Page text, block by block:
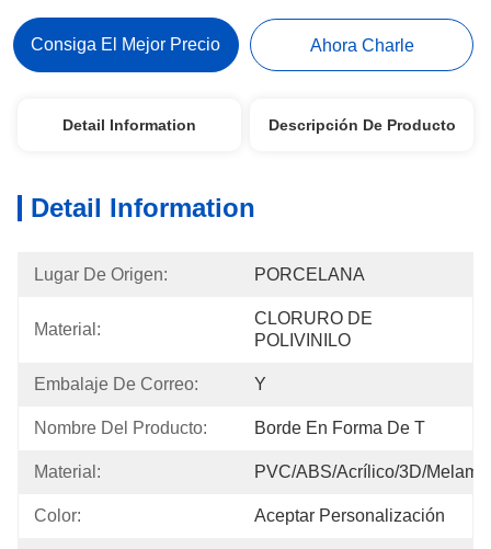
Consiga El Mejor Precio Ahora Charle
Detail Information Descripción De Producto
Detail Information
Lugar De Origen: PORCELANA
Material:
CLORURO DE
POLIVINILO
Embalaje De Correo: Y
Nombre Del Producto: Borde En Forma De T
Material: PVC/ABS/Acrílico/3D/
Color: Aceptar Personalización